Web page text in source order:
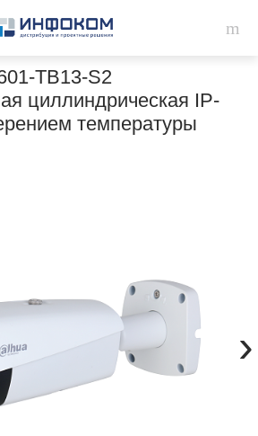
TB13-S2
циллиндрическая IP-
температуры
›